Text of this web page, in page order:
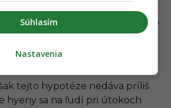
plemena, ako mastif či doga.
že by mohlo ísť o zviera
Niektorí nadhadzovali aj
tejto hypotéze nedáva príliš
hyeny sa na ľudí pri útokoch
Súhlasím
Nastavenia